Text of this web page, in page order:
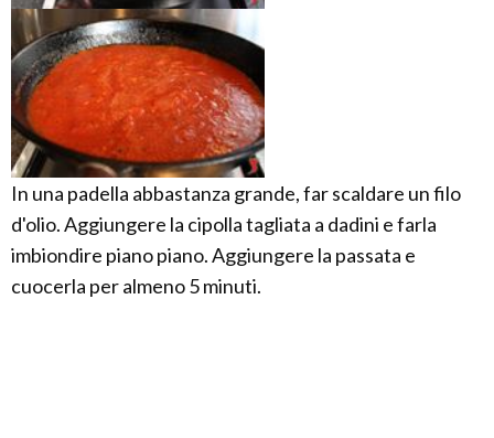
In una padella abbastanza grande, far scaldare un filo
d'olio. Aggiungere la cipolla tagliata a dadini e farla
imbiondire piano piano. Aggiungere la passata e
cuocerla per almeno 5 minuti.